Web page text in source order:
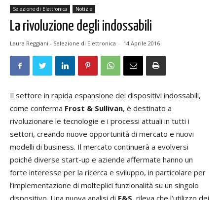
Selezione di Elettronica Notizie
La rivoluzione degli indossabili
Laura Reggiani - Selezione di Elettronica - 14 Aprile 2016
Il settore in rapida espansione dei dispositivi indossabili,
come conferma Frost & Sullivan, è destinato a
rivoluzionare le tecnologie e i processi attuali in tutti i
settori, creando nuove opportunità di mercato e nuovi
modelli di business. Il mercato continuerà a evolversi
poiché diverse start-up e aziende affermate hanno un
forte interesse per la ricerca e sviluppo, in particolare per
l’implementazione di molteplici funzionalità su un singolo